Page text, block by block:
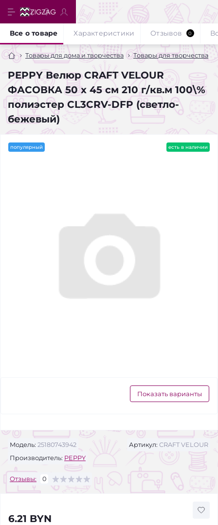
Товары для дома и творчества Товары для творчества
PEPPY Велюр CRAFT VELOUR
ФАСОВКА 50 x 45 см 210 г/кв.м 100\%
полиэстер CL3CRV-DFP (светло-
бежевый)
Все о товаре Характеристики Отзывов 0
популярный есть в наличии
Показать варианты
Модель: 25180743942 Артикул: CRAFT VELOUR
Производитель: PEPPY
Отзывы: 0
6.21 BYN